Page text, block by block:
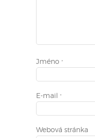
Jméno *
E-mail *
Webová stránka